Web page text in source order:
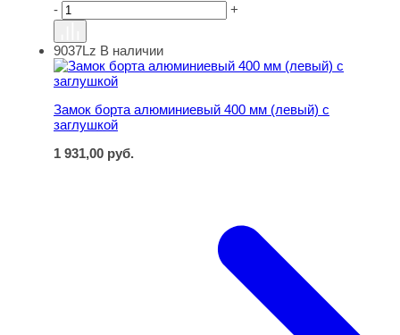
- +
Замок борта алюминиевый 400 мм (левый) с заглушкой
9037Lz В наличии
Замок борта алюминиевый 400 мм (левый) с
заглушкой
1 931,00 руб.